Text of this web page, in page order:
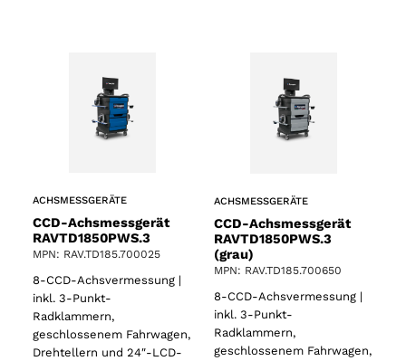
ACHSMESSGERÄTE
CCD-Achsmessgerät
RAVTD1850PWS.3
MPN: RAV.TD185.700025
8-CCD-Achsvermessung |
inkl. 3-Punkt-
Radklammern,
geschlossenem Fahrwagen,
Drehtellern und 24″-LCD-
ACHSMESSGERÄTE
CCD-Achsmessgerät
RAVTD1850PWS.3
(grau)
MPN: RAV.TD185.700650
8-CCD-Achsvermessung |
inkl. 3-Punkt-
Radklammern,
geschlossenem Fahrwagen,